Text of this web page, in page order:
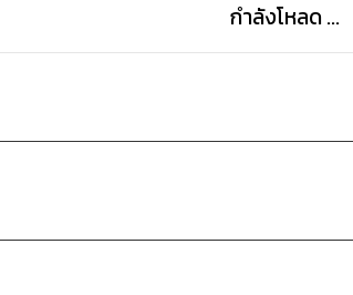
กำลังโหลด ...